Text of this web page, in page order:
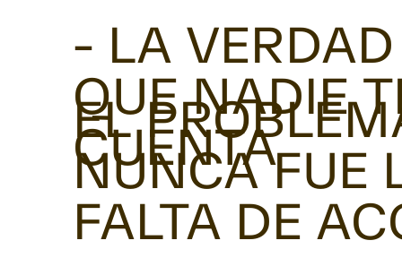
- LA VERDAD
QUE NADIE
CUENTA
EL
NUNCA FUE
FALTA DE